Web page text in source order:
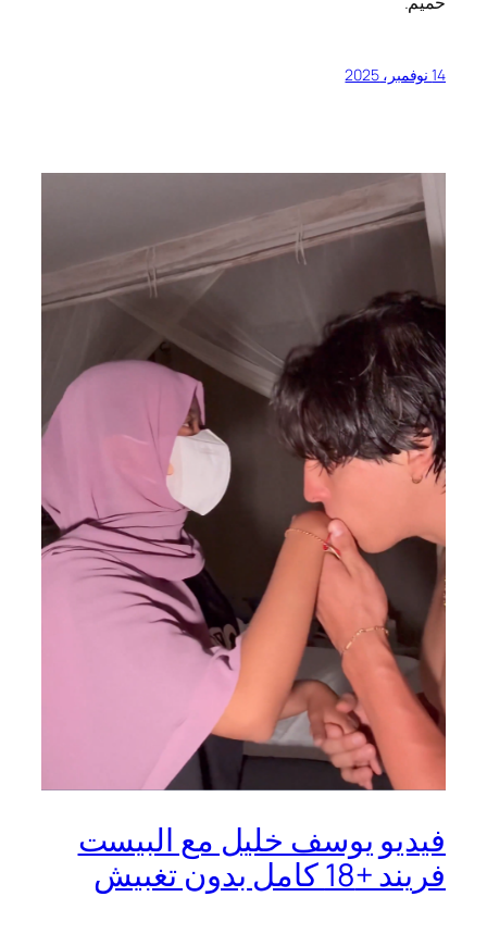
14 نوفمبر، 2025
فيديو يوسف خليل مع البيست
فريند +18 كامل بدون تغبيش